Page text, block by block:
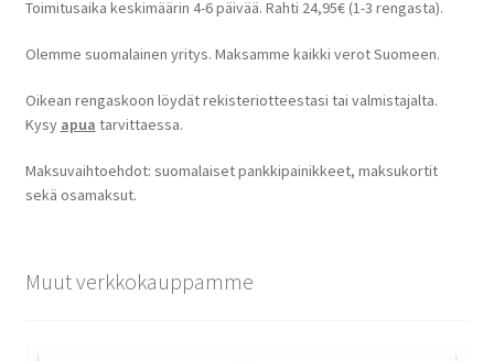
Toimitusaika keskimäärin 4-6 päivää. Rahti 24,95€ (1-3 rengasta).
Olemme suomalainen yritys. Maksamme kaikki verot Suomeen.
Oikean rengaskoon löydät rekisteriotteestasi tai valmistajalta.
Kysy apua tarvittaessa.
Maksuvaihtoehdot: suomalaiset pankkipainikkeet, maksukortit
sekä osamaksut.
Muut verkkokauppamme